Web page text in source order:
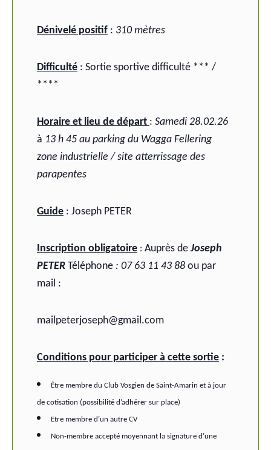
Dénivelé positif : 310 mètres
Difficulté : Sortie sportive difficulté *** /
****
Horaire et lieu de départ : Samedi 28.02.26
à 13 h 45 au parking du Wagga Fellering
zone industrielle / site atterrissage des
parapentes
Guide : Joseph PETER
Inscription obligatoire : Auprès deJoseph
PETER Téléphone : 07 63 11 43 88 ou par
mail :
mailpeterjoseph@gmail.com
Conditions pour participer à cette sortie :
Être membre du Club Vosgien de Saint-Amarin et à jour
de cotisation (possibilité d’adhérer sur place)
Etre membre d’un autre CV
Non-membre accepté moyennant la signature d’une